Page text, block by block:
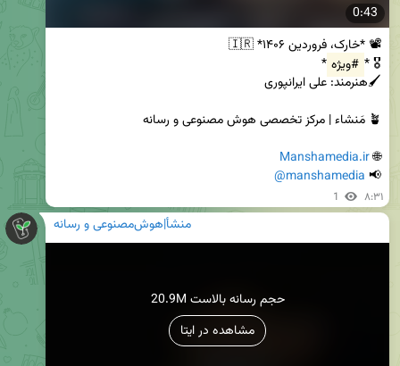
0:43
🎖 * #ویژه
🌐
Manshamedia.ir
📢
@manshamedia
1 ۸:۳۱
منشأ|هوش‌مصنوعی و رسانه
20.9M حجم رسانه بالاست
مشاهده در ایتا